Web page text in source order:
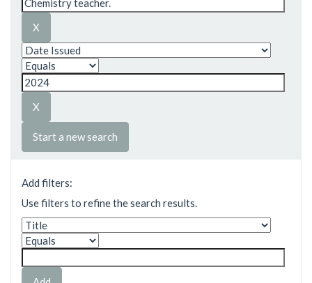
Start a new search
Add filters:
Use filters to refine the search results.